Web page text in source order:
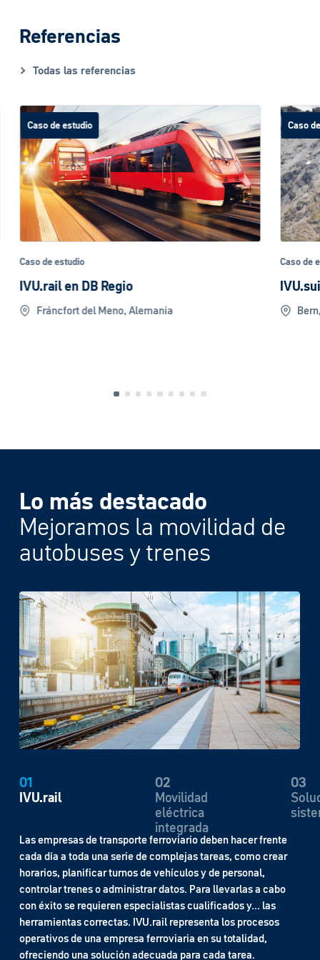
Referencias
Todas las referencias
Caso de estudio
Caso de estudio
IVU.suite en PostAuto
Bern, Suiza
Caso
Caso de
Lo más destacado
Mejoramos la movilidad de
autobuses y trenes
02
Movilidad
El futuro de la movilidad es eléctrico y coloca a los
operadores de transporte ante numerosos desafíos, como
determinar los requisitos de las redes eléctricas, planificar y
construir estaciones de carga, adaptar los turnos de vehículo
a la correspondiente autonomía, integrar los tiempos de
carga, controlar el estado de carga y la infraestructura,
03
Soluciones de
sistema
04
La